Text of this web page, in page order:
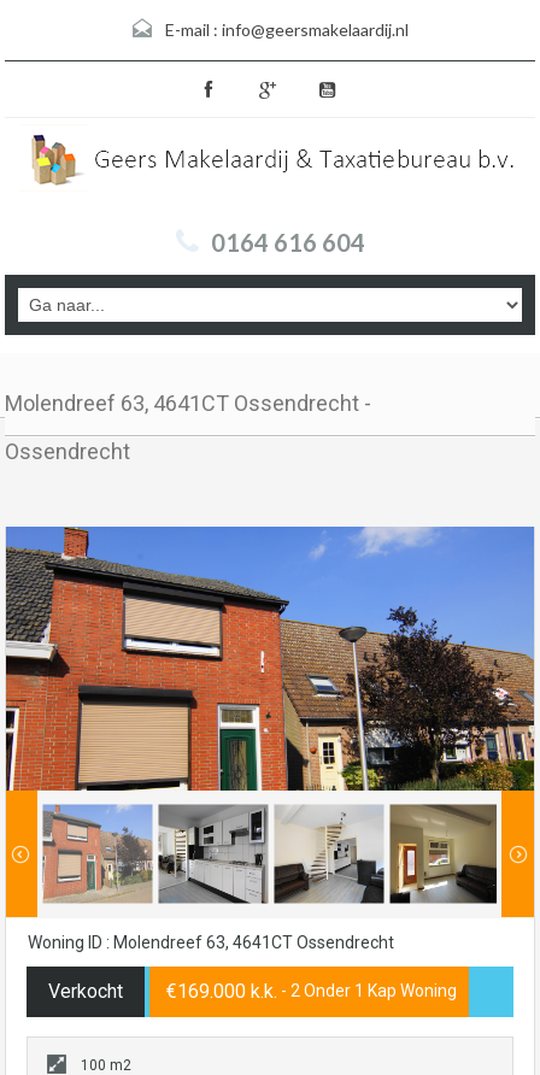
E-mail : info@geersmakelaardij.nl
0164 616 604
Molendreef 63, 4641CT Ossendrecht -
Ossendrecht
Woning ID : Molendreef 63, 4641CT Ossendrecht
Verkocht €169.000 k.k. - 2 Onder 1 Kap Woning
100 m2